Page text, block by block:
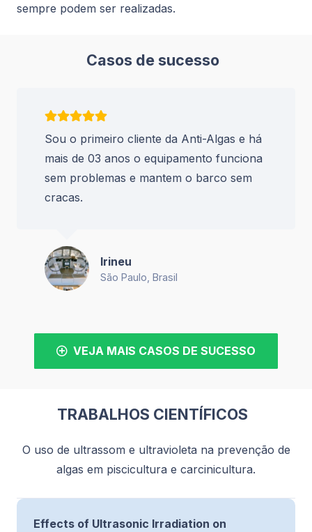
sempre podem ser realizadas.
Casos de sucesso
Sou o primeiro cliente da Anti-Algas e há
mais de 03 anos o equipamento funciona
sem problemas e mantem o barco sem
cracas.
Irineu
São Paulo, Brasil
VEJA MAIS CASOS DE SUCESSO
TRABALHOS CIENTÍFICOS
O uso de ultrassom e ultravioleta na prevenção de
algas em piscicultura e carcinicultura.
Effects of Ultrasonic Irradiation on